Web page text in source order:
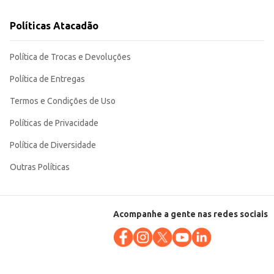
Políticas Atacadão
Política de Trocas e Devoluções
Política de Entregas
Termos e Condições de Uso
Políticas de Privacidade
Política de Diversidade
Outras Políticas
Acompanhe a gente nas redes sociais